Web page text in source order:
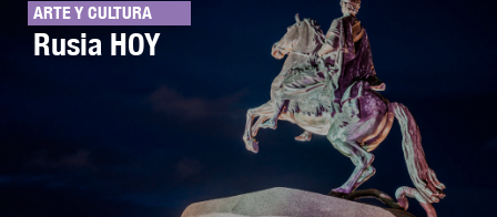
ARTE Y CULTURA
Rusia HOY